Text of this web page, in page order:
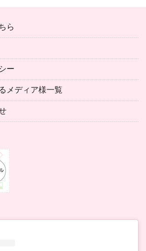
ら
ー
メディア様一覧